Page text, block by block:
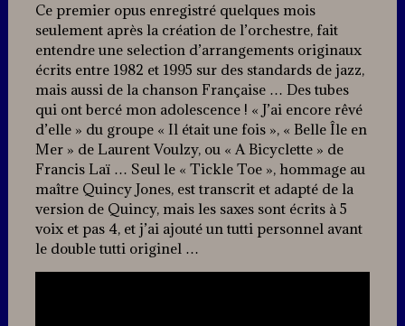
Ce premier opus enregistré quelques mois
seulement après la création de l’orchestre, fait
entendre une selection d’arrangements originaux
écrits entre 1982 et 1995 sur des standards de jazz,
mais aussi de la chanson Française … Des tubes
qui ont bercé mon adolescence ! « J’ai encore rêvé
d’elle » du groupe « Il était une fois », « Belle Île en
Mer » de Laurent Voulzy, ou « A Bicyclette » de
Francis Laï … Seul le « Tickle Toe », hommage au
maître Quincy Jones, est transcrit et adapté de la
version de Quincy, mais les saxes sont écrits à 5
voix et pas 4, et j’ai ajouté un tutti personnel avant
le double tutti originel …